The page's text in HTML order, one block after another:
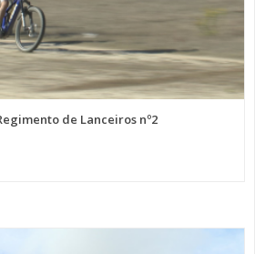
de Lanceiros nº2